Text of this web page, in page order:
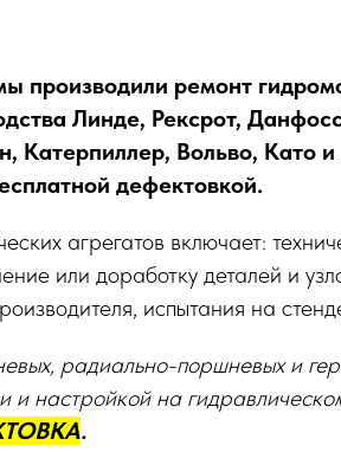
производили ремонт
Линде, Рексрот,
Катерпиллер, Вольво, Като и
дефектовкой.
агрегатов включает:
или доработку деталей и
испытания на
радиально-поршневых и
и настройкой на
.